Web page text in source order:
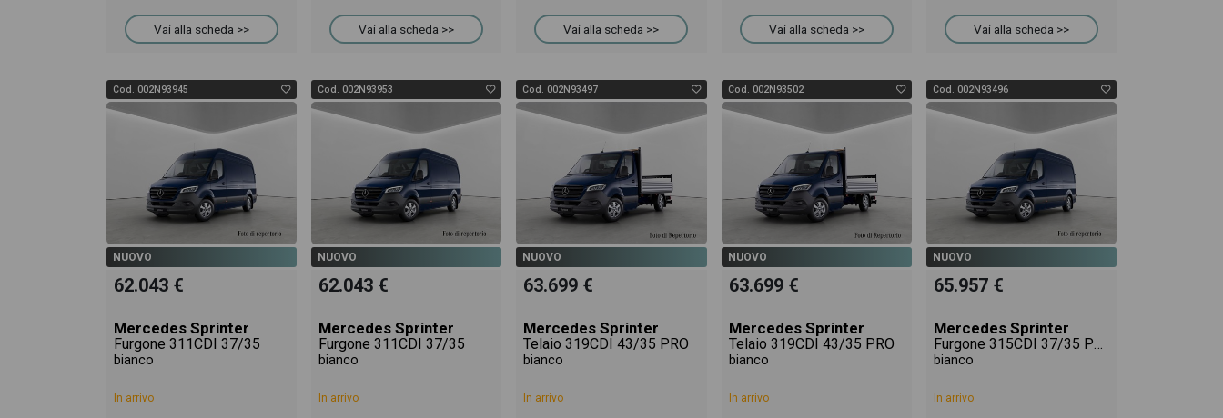
Vai alla scheda >> Vai alla scheda >> Vai alla scheda >> Vai alla scheda >> Vai alla scheda >>
Cod. 002N93945
NUOVO
62.043 €
Mercedes Sprinter
Furgone 311CDI 37/35
bianco
In arrivo
Cod. 002N93953
NUOVO
62.043 €
Mercedes Sprinter
Furgone 311CDI 37/35
bianco
In arrivo
Cod. 002N93497
NUOVO
63.699 €
Mercedes Sprinter
Telaio 319CDI 43/35 PRO
bianco
In arrivo
Cod. 002N93502
NUOVO
63.699 €
Mercedes Sprinter
Telaio 319CDI 43/35 PRO
bianco
In arrivo
Cod. 002N93496
NUOVO
65.957 €
Mercedes Sprinter
bianco
In arrivo